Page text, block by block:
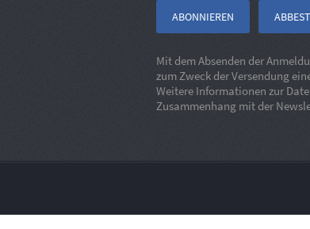
Mit dem Absenden der
zum Zweck der Versendung
Weitere Informationen zur
Zusammenhang mit der